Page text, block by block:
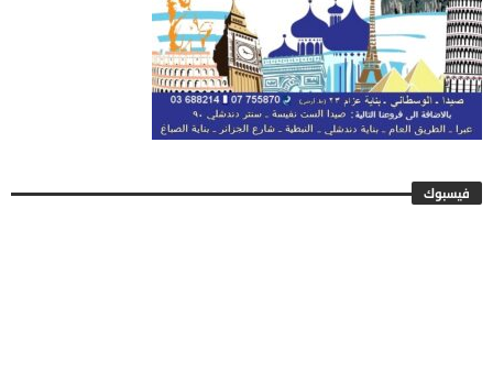
فيسبوك